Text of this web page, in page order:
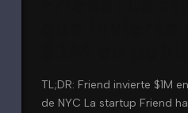
TL;DR: Friend invierte $1M
de NYC La startup Friend